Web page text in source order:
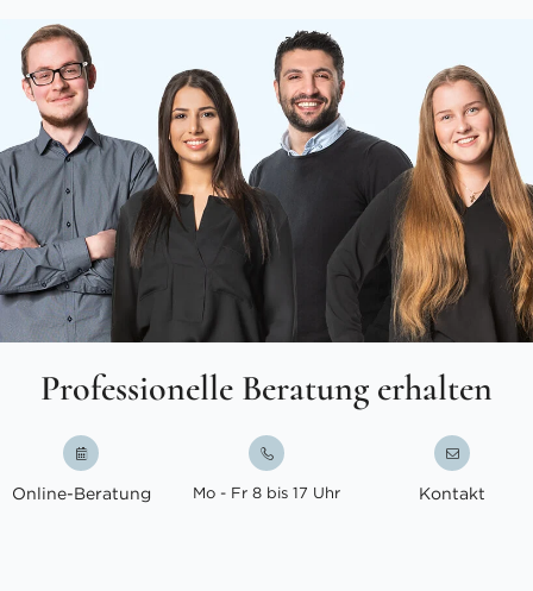
Professionelle Beratung erhalten
Online-Beratung Mo - Fr 8 bis 17 Uhr Kontakt